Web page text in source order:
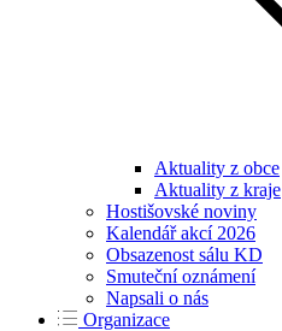
Aktuality z obce
Aktuality z kraje
Hostišovské noviny
Kalendář akcí 2026
Obsazenost sálu KD
Smuteční oznámení
Napsali o nás
Organizace